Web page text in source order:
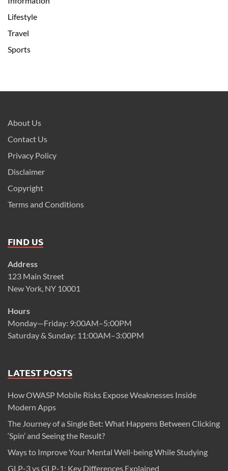
Lifestyle
Travel
Sports
About Us
Contact Us
Privacy Policy
Disclaimer
Copyright
Terms and Conditions
FIND US
Address
123 Main Street
New York, NY 10001
Hours
Monday—Friday: 9:00AM–5:00PM
Saturday & Sunday: 11:00AM–3:00PM
LATEST POSTS
How OWASP Mobile Risks Expose Weaknesses Inside
Modern Apps
The Journey of a Single Bet: What Happens Between Clicking
‘Spin’ and Seeing the Result?
Ways to Improve Your Mental Well-being While Studying
GLP-3 vs GLP-1: Key Differences Explained